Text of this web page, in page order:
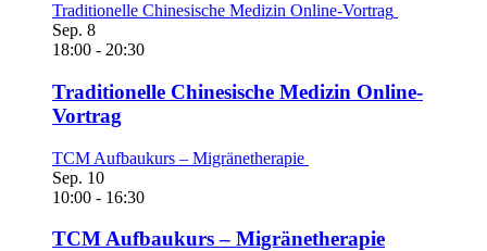
Traditionelle Chinesische Medizin Online-Vortrag
Sep. 8
18:00 - 20:30
Traditionelle Chinesische Medizin Online-
Vortrag
TCM Aufbaukurs – Migränetherapie
Sep. 10
10:00 - 16:30
TCM Aufbaukurs – Migränetherapie